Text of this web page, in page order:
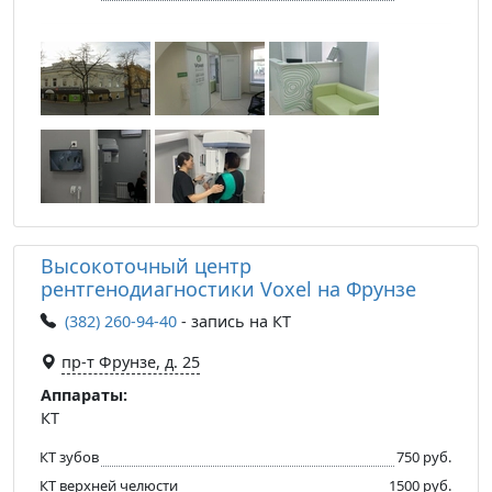
Высокоточный центр
рентгенодиагностики Voxel на Фрунзе
(382) 260-94-40 - запись на КТ
пр-т Фрунзе, д. 25
Аппараты:
КТ
КТ зубов
750 руб.
КТ верхней челюсти
1500 руб.